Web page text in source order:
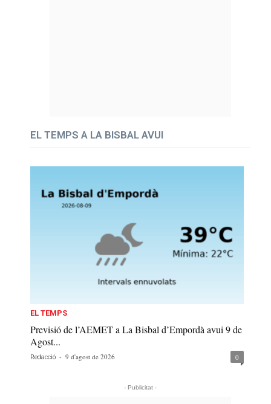
EL TEMPS A LA BISBAL AVUI
EL TEMPS
Previsió de l’AEMET a La Bisbal d’Empordà avui 9 de
Agost...
Redacció - 9 d'agost de 2026 0
- Publicitat -